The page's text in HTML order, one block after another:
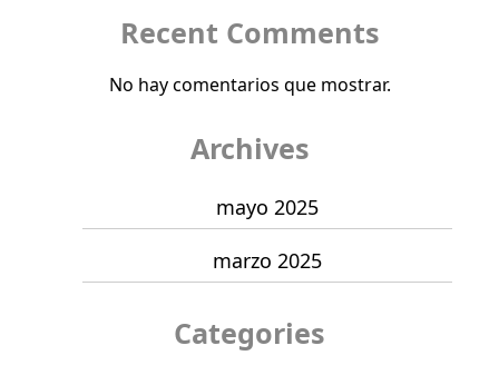
Recent Comments
No hay comentarios que mostrar.
Archives
mayo 2025
marzo 2025
Categories